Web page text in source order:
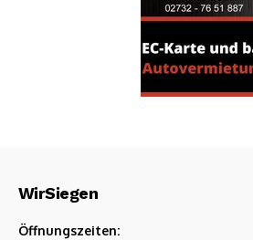
WirSiegen
Öffnungszeiten: